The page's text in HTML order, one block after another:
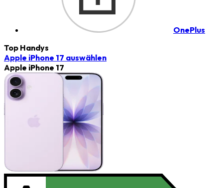
OnePlus
Top Handys
Apple iPhone 17 auswählen
Apple iPhone 17